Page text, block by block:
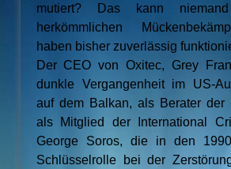
mutiert? Das kann
herkömmlichen
haben bisher zuverlässig
Der CEO von Oxitec, Grey
dunkle Vergangenheit im US-
auf dem Balkan, als Berater der
als Mitglied der International
George Soros, die in den
Schlüsselrolle bei der